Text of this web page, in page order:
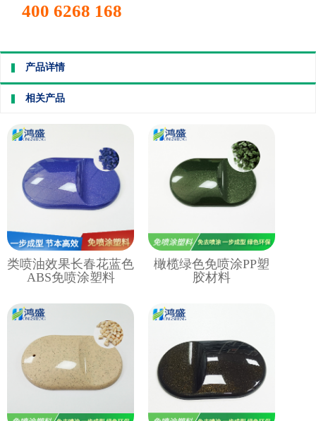
400 6268 168
产品详情
相关产品
类喷油效果长春花蓝色
ABS免喷涂塑料
橄榄绿色免喷涂PP塑
胶材料